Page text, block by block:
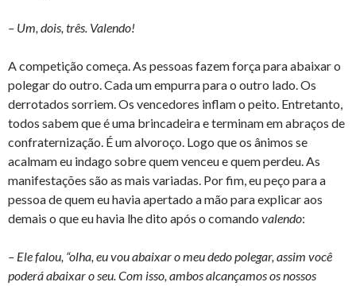
– Um, dois, três. Valendo!
A competição começa. As pessoas fazem força para abaixar o
polegar do outro. Cada um empurra para o outro lado. Os
derrotados sorriem. Os vencedores inflam o peito. Entretanto,
todos sabem que é uma brincadeira e terminam em abraços de
confraternização. É um alvoroço. Logo que os ânimos se
acalmam eu indago sobre quem venceu e quem perdeu. As
manifestações são as mais variadas. Por fim, eu peço para a
pessoa de quem eu havia apertado a mão para explicar aos
demais o que eu havia lhe dito após o comando valendo:
– Ele falou, “olha, eu vou abaixar o meu dedo polegar, assim você
poderá abaixar o seu. Com isso, ambos alcançamos os nossos